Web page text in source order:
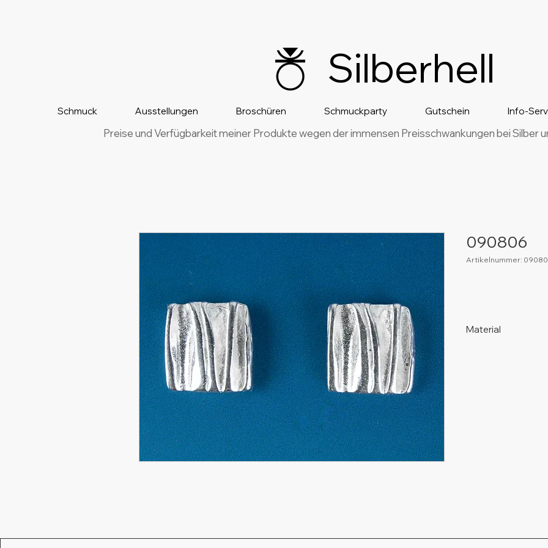
Schmuck Ausstellungen Broschüren Schmuckparty Gutschein Info-
Preise und Verfügbarkeit meiner Produkte wegen der immensen Preisschwankungen bei Silber
Silberhell
090806
Artikelnummer:
Material